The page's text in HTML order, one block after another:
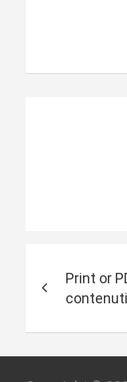
v
i
Print or